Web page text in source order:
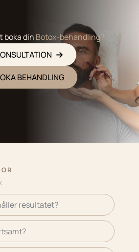
boka din Botox-behandling?
BEHANDLING
resultatet?